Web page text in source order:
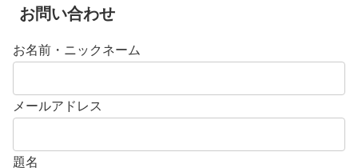
お問い合わせ
お名前・ニックネーム
メールアドレス
題名